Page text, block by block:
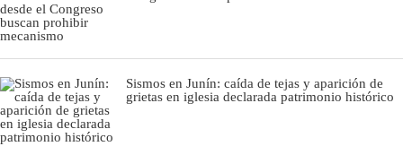
Sismos en Junín: caída de tejas y aparición de
grietas en iglesia declarada patrimonio histórico